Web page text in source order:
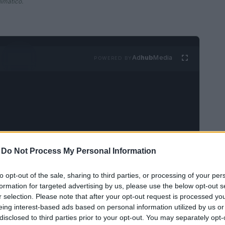
Do Not Process My Personal Information
opt-out of the sale, sharing to third parties, or processing of your
for targeted advertising by us, please use the below opt-out
selection. Please note that after your opt-out request is processed
interest-based ads based on personal information utilized by us
to third parties prior to your opt-out. You may separately
AdhubMedia
le città
+1,5 gradi rispetto alla media preindustriale,
immediata. Le città, essendo centri di
vulnerabili agli effetti del cambiamento